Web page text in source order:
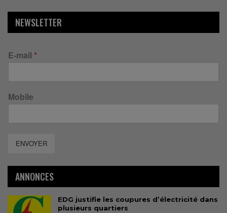
NEWSLETTER
E-mail *
Mobile
ENVOYER
ANNONCES
EDG justifie les coupures d’électricité dans
plusieurs quartiers